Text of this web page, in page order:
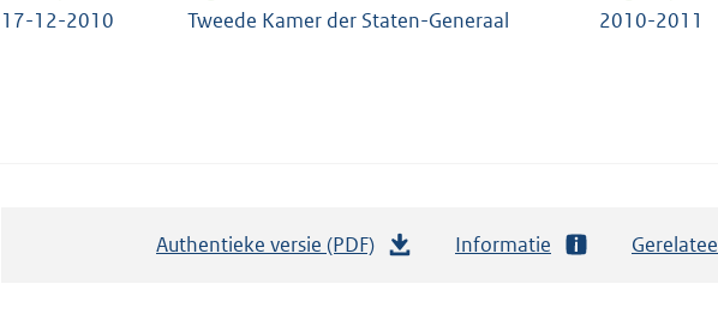
17-12-2010 Tweede Kamer der Staten-Generaal 2010-2011
Authentieke versie (PDF) Informatie